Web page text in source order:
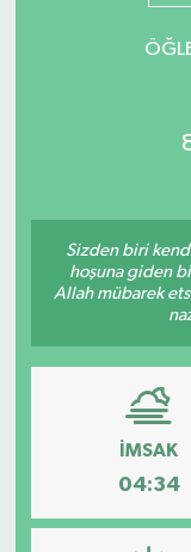
Sizden biri
hoşuna giden
Allah mübarek
İMSAK
04:34